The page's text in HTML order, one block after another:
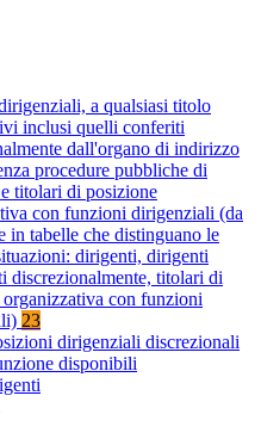
a qualsiasi titolo
inclusi quelli conferiti
dall'organo di indirizzo
procedure pubbliche di
titolari di posizione
con funzioni dirigenziali (da
in tabelle che distinguano le
dirigenti, dirigenti
discrezionalmente, titolari di
con funzioni
23
dirigenziali discrezionali
disponibili